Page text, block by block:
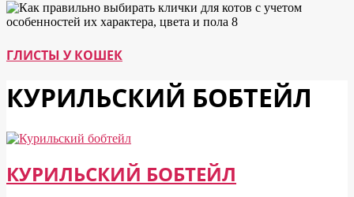
ГЛИСТЫ У КОШЕК
КУРИЛЬСКИЙ БОБТЕЙЛ
КУРИЛЬСКИЙ БОБТЕЙЛ